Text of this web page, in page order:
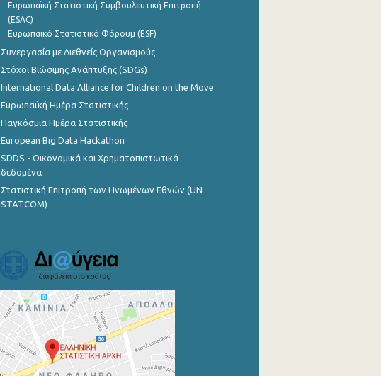
Ευρωπαϊκή Στατιστική Συμβουλευτική Επιτροπή
(ESAC)
Ευρωπαϊκό Στατιστικό Φόρουμ (ESF)
Συνεργασία με Διεθνείς Οργανισμούς
Στόχοι Βιώσιμης Ανάπτυξης (SDGs)
International Data Alliance for Children on the Move
Ευρωπαϊκή Ημέρα Στατιστικής
Παγκόσμια Ημέρα Στατιστικής
European Big Data Hackathon
SDDS - Οικονομικά και Χρηματοπιστωτικά
δεδομένα
Στατιστική Επιτροπή των Ηνωμένων Εθνών (UN
STATCOM)